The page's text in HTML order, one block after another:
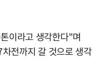
이라고 생각한다"며
전까지 갈 것으로 생각